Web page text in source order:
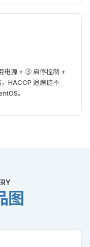
电源 + ③ 启停控制 +
HACCP 追溯链不
。
图